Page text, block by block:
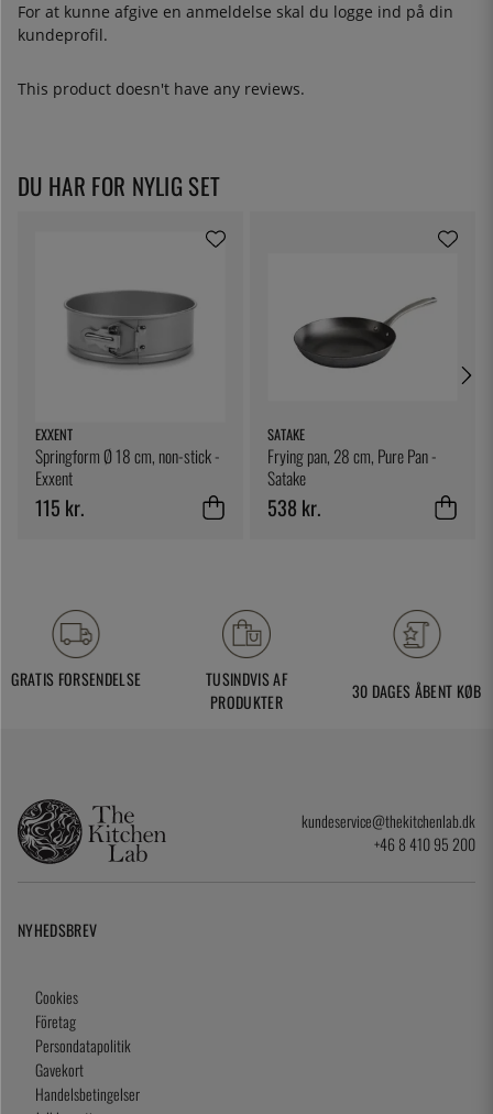
For at kunne afgive en anmeldelse skal du logge ind på din
kundeprofil.
This product doesn't have any reviews.
DU HAR FOR NYLIG SET
EXXENT
Springform Ø 18 cm, non-stick -
Exxent
115 kr.
SATAKE
Frying pan, 28 cm, Pure Pan -
Satake
538 kr.
GRATIS FORSENDELSE
TUSINDVIS AF
PRODUKTER
30 DAGES ÅBENT KØB
kundeservice@thekitchenlab.dk
+46 8 410 95 200
NYHEDSBREV
Cookies
Företag
Persondatapolitik
Gavekort
Handelsbetingelser